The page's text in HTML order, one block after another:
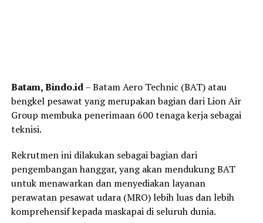
Batam, Bindo.id– Batam Aero Technic (BAT) atau
bengkel pesawat yang merupakan bagian dari Lion Air
Group membuka penerimaan 600 tenaga kerja sebagai
teknisi.
Rekrutmen ini dilakukan sebagai bagian dari
pengembangan hanggar, yang akan mendukung BAT
untuk menawarkan dan menyediakan layanan
perawatan pesawat udara (MRO) lebih luas dan lebih
komprehensif kepada maskapai di seluruh dunia.